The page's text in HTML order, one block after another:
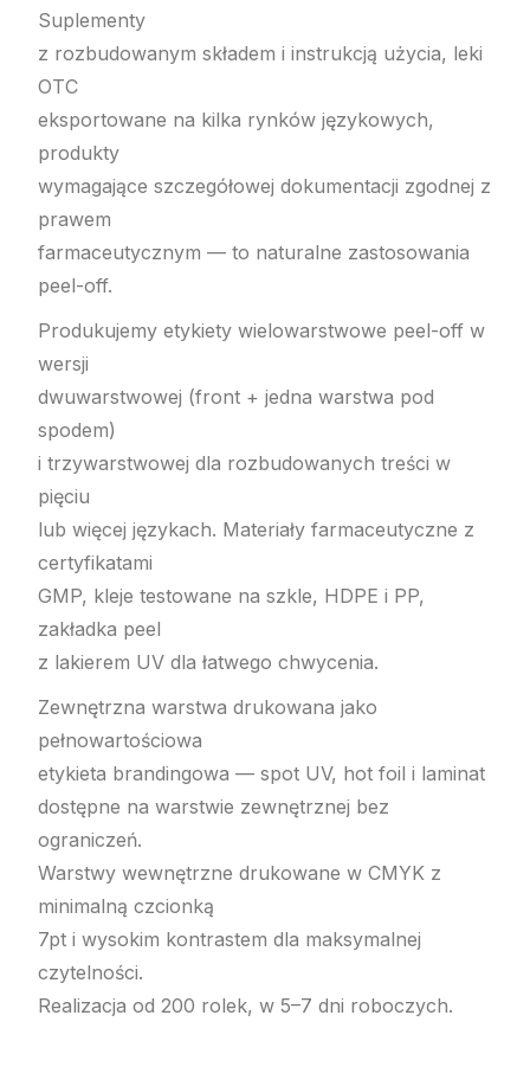
Suplementy
z rozbudowanym składem i instrukcją użycia, leki
OTC
eksportowane na kilka rynków językowych,
produkty
wymagające szczegółowej dokumentacji zgodnej z
prawem
farmaceutycznym — to naturalne zastosowania
peel-off.
Produkujemy etykiety wielowarstwowe peel-off w
wersji
dwuwarstwowej (front + jedna warstwa pod
spodem)
i trzywarstwowej dla rozbudowanych treści w
pięciu
lub więcej językach. Materiały farmaceutyczne z
certyfikatami
GMP, kleje testowane na szkle, HDPE i PP,
zakładka peel
z lakierem UV dla łatwego chwycenia.
Zewnętrzna warstwa drukowana jako
pełnowartościowa
etykieta brandingowa — spot UV, hot foil i laminat
dostępne na warstwie zewnętrznej bez
ograniczeń.
Warstwy wewnętrzne drukowane w CMYK z
minimalną czcionką
7pt i wysokim kontrastem dla maksymalnej
czytelności.
Realizacja od 200 rolek, w 5–7 dni roboczych.